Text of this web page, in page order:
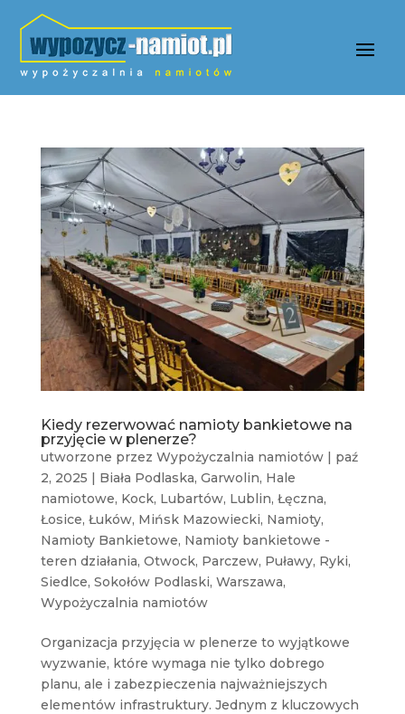
Kiedy rezerwować namioty bankietowe na
przyjęcie w plenerze?
utworzone przez Wypożyczalnia namiotów| paź
2, 2025 | Biała Podlaska, Garwolin, Hale
namiotowe, Kock, Lubartów, Lublin, Łęczna,
Łosice, Łuków, Mińsk Mazowiecki, Namioty,
Namioty Bankietowe, Namioty bankietowe -
teren działania, Otwock, Parczew, Puławy, Ryki,
Siedlce, Sokołów Podlaski, Warszawa,
Wypożyczalnia namiotów
Organizacja przyjęcia w plenerze to wyjątkowe
wyzwanie, które wymaga nie tylko dobrego
planu, ale i zabezpieczenia najważniejszych
elementów infrastruktury. Jednym z kluczowych